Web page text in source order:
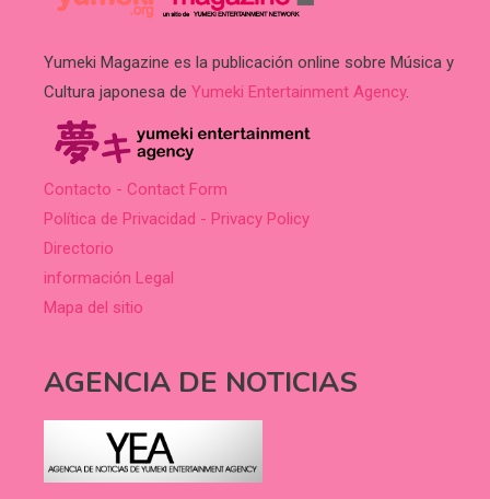
Yumeki Magazine es la publicación online sobre Música y
Cultura japonesa de Yumeki Entertainment Agency.
Contacto - Contact Form
Política de Privacidad - Privacy Policy
Directorio
información Legal
Mapa del sitio
AGENCIA DE NOTICIAS